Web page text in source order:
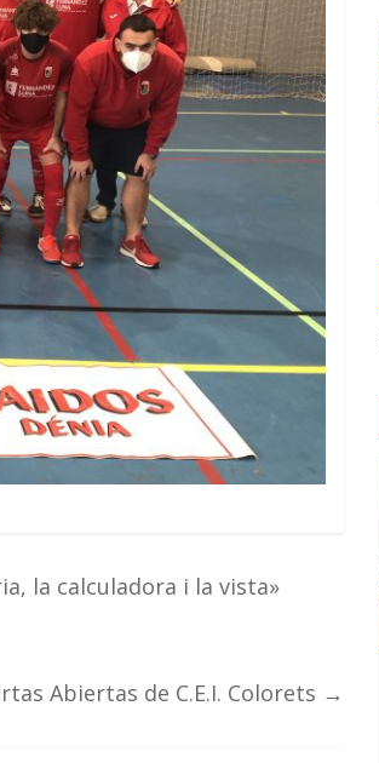
la calculadora i la vista»
Abiertas de C.E.I. Colorets →